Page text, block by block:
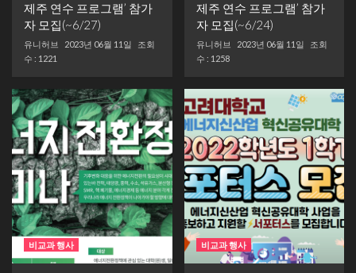
제주 연수 프로그램’ 참가
자 모집(~6/27)
유니허브 2023년 06월 11일
조회
수 : 1221
제주 연수 프로그램’ 참가
자 모집(~6/24)
유니허브 2023년 06월 11일
조회
수 : 1258
비교과 행사 비교과 행사